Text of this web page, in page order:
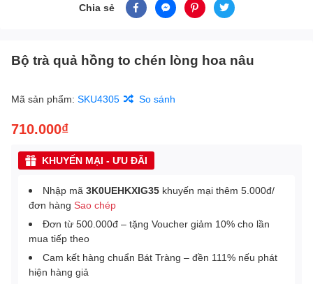
Chia sẻ
Bộ trà quả hồng to chén lòng hoa nâu
Mã sản phẩm: SKU4305 So sánh
710.000₫
KHUYẾN MẠI - ƯU ĐÃI
Nhập mã 3K0UEHKXIG35 khuyến mại thêm 5.000đ/
đơn hàng Sao chép
Đơn từ 500.000đ – tặng Voucher giảm 10% cho lần
mua tiếp theo
Cam kết hàng chuẩn Bát Tràng – đền 111% nếu phát
hiện hàng giả